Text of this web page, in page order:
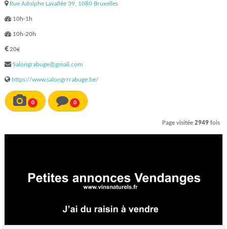
Rue Adolphe Lavallée 39, 1080 Bruxelles
10h-1h
10h-20h
20€
Salongrabuge@gmail.com
https://www.salongrrrabuge.be/
0 0
Page visitée 2949 fois